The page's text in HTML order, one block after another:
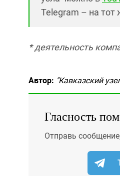
Telegram – на тот
* деятельность
Автор: "Кавказский
Гласность
Отправь